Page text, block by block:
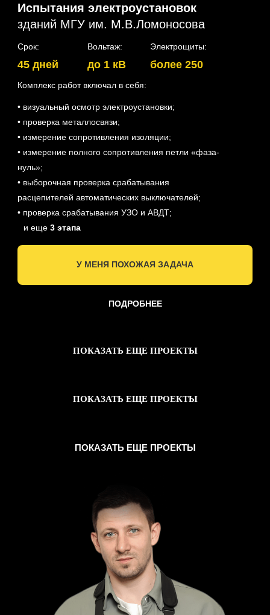
ПОДРОБНЕЕ
Испытания электроустановок
зданий МГУ им. М.В.Ломоносова
Срок:
Комплекс работ включал в себя:
• визуальный осмотр электроустановки;
• проверка металлосвязи;
• измерение сопротивления изоляции;
• измерение полного сопротивления петли «фаза-
нуль»;
• выборочная проверка срабатывания
расцепителей автоматических выключателей;
• проверка срабатывания УЗО и АВДТ;
⠀и еще 3 этапа
Электрощиты:
более 250
45 дней
У МЕНЯ ПОХОЖАЯ ЗАДАЧА
до 1 кВ
Вольтаж:
ПОКАЗАТЬ ЕЩЕ ПРОЕКТЫ
120 дней
Электрощиты:
Вольтаж:
до 1 кВ
Электроизмерительные работы
ТРЦ «Афимолл Сити»
ПОКАЗАТЬ ЕЩЕ ПРОЕКТЫ
Испытания электроустановок комплекса
ПОКАЗАТЬ ЕЩЕ ПРОЕКТЫ